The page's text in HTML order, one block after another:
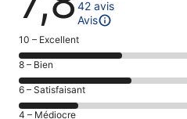
42 avis
Avis
Note
des
voyageurs
de 10
(Excellent),
10 – Excellent
Note
des
voyageurs
de 8
8 – Bien
Note
des
6 – Satisfaisant
Note
4 – Médiocre